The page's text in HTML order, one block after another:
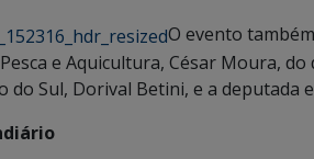
O evento
e Aquicultura, César Moura,
do Sul, Dorival Betini, e a deputada